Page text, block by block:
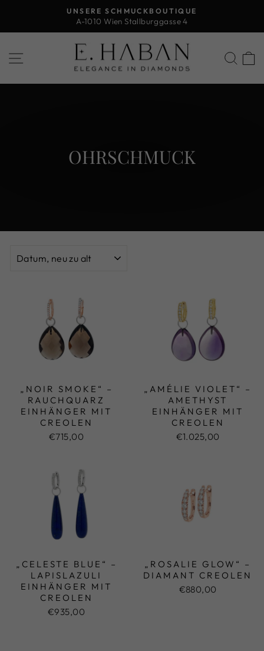
Inhalt
Pause
Diashow
UNSERE SCHMUCKBOUTIQUE
A-1010 Wien Stallburggasse 4
SEITENNAVIGATION
OHRSCHMUCK
„NOIR SMOKE“ –
RAUCHQUARZ
EINHÄNGER MIT
CREOLEN
€715,00
„AMÉLIE VIOLET“ –
AMETHYST
EINHÄNGER MIT
CREOLEN
€1.025,00
„CELESTE BLUE“ –
LAPISLAZULI
EINHÄNGER MIT
CREOLEN
€935,00
„ROSALIE GLOW“ –
DIAMANT CREOLEN
€880,00